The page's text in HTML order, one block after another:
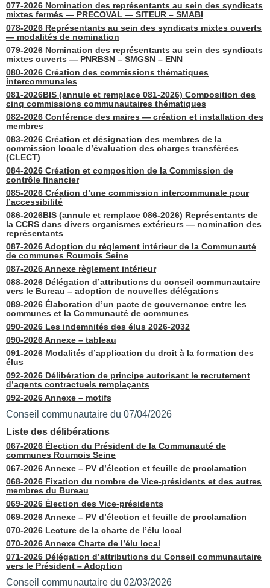
077-2026 Nomination des représentants au sein des syndicats
mixtes fermés — PRECOVAL — SITEUR – SMABI
078-2026 Représentants au sein des syndicats mixtes ouverts
— modalités de nomination
079-2026 Nomination des représentants au sein des syndicats
mixtes ouverts — PNRBSN – SMGSN – ENN
080-2026 Création des commissions thématiques
intercommunales
081-2026BIS (annule et remplace 081-2026) Composition des
cinq commissions communautaires thématiques
082-2026 Conférence des maires — création et installation des
membres
083-2026 Création et désignation des membres de la
commission locale d’évaluation des charges transférées
(CLECT)
084-2026 Création et composition de la Commission de
contrôle financier
085-2026 Création d’une commission intercommunale pour
l’accessibilité
086-2026BIS (annule et remplace 086-2026) Représentants de
la CCRS dans divers organismes extérieurs — nomination des
représentants
087-2026 Adoption du règlement intérieur de la Communauté
de communes Roumois Seine
087-2026 Annexe règlement intérieur
088-2026 Délégation d’attributions du conseil communautaire
vers le Bureau – adoption de nouvelles délégations
089-2026 Élaboration d’un pacte de gouvernance entre les
communes et la Communauté de communes
090-2026 Les indemnités des élus 2026-2032
090-2026 Annexe – tableau
091-2026 Modalités d’application du droit à la formation des
élus
092-2026 Délibération de principe autorisant le recrutement
d’agents contractuels remplaçants
092-2026 Annexe – motifs
Conseil communautaire du 07/04/2026
Liste des délibérations
067-2026 Élection du Président de la Communauté de
communes Roumois Seine
067-2026 Annexe – PV d’élection et feuille de proclamation
068-2026 Fixation du nombre de Vice-présidents et des autres
membres du Bureau
069-2026 Élection des Vice-présidents
069-2026 Annexe – PV d’élection et feuille de proclamation
070-2026 Lecture de la charte de l’élu local
070-2026 Annexe Charte de l’élu local
071-2026 Délégation d’attributions du Conseil communautaire
vers le Président – Adoption
Conseil communautaire du 02/03/2026